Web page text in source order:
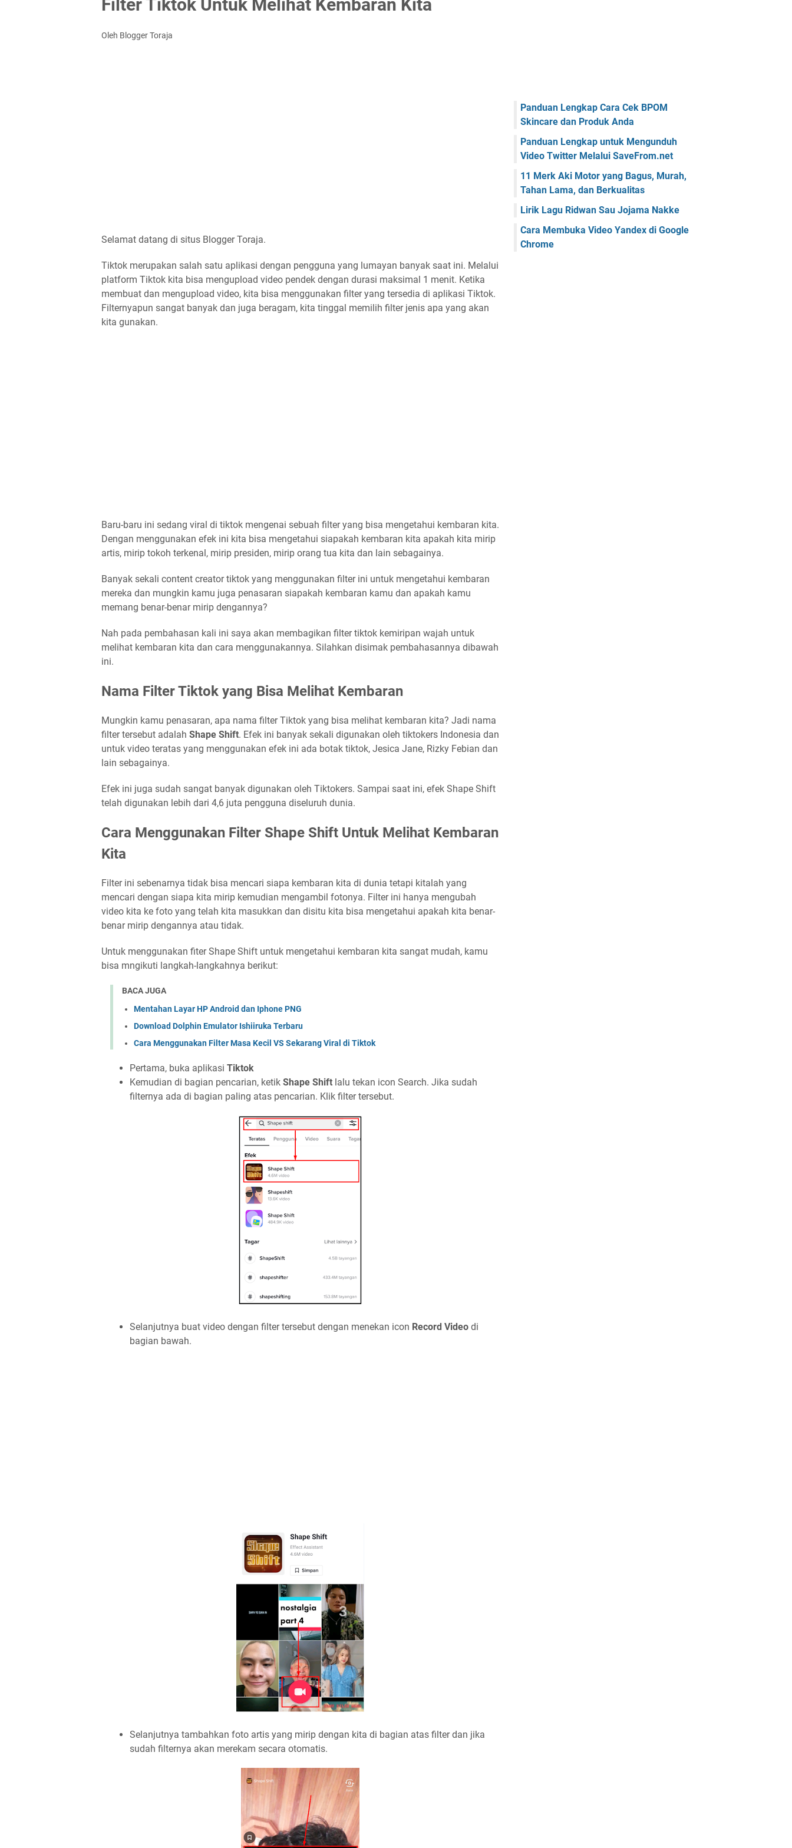
Filter Tiktok Untuk Melihat Kembaran Kita
Oleh Blogger Toraja
Selamat datang di situs Blogger Toraja.
Tiktok merupakan salah satu aplikasi dengan pengguna yang lumayan banyak saat ini. Melalui
platform Tiktok kita bisa mengupload video pendek dengan durasi maksimal 1 menit. Ketika
membuat dan mengupload video, kita bisa menggunakan filter yang tersedia di aplikasi Tiktok.
Filternyapun sangat banyak dan juga beragam, kita tinggal memilih filter jenis apa yang akan
kita gunakan.
Baru-baru ini sedang viral di tiktok mengenai sebuah filter yang bisa mengetahui kembaran kita.
Dengan menggunakan efek ini kita bisa mengetahui siapakah kembaran kita apakah kita mirip
artis, mirip tokoh terkenal, mirip presiden, mirip orang tua kita dan lain sebagainya.
Banyak sekali content creator tiktok yang menggunakan filter ini untuk mengetahui kembaran
mereka dan mungkin kamu juga penasaran siapakah kembaran kamu dan apakah kamu
memang benar-benar mirip dengannya?
Nah pada pembahasan kali ini saya akan membagikan filter tiktok kemiripan wajah untuk
melihat kembaran kita dan cara menggunakannya. Silahkan disimak pembahasannya dibawah
ini.
Nama Filter Tiktok yang Bisa Melihat Kembaran
Mungkin kamu penasaran, apa nama filter Tiktok yang bisa melihat kembaran kita? Jadi nama
filter tersebut adalah Shape Shift. Efek ini banyak sekali digunakan oleh tiktokers Indonesia dan
untuk video teratas yang menggunakan efek ini ada botak tiktok, Jesica Jane, Rizky Febian dan
lain sebagainya.
Efek ini juga sudah sangat banyak digunakan oleh Tiktokers. Sampai saat ini, efek Shape Shift
telah digunakan lebih dari 4,6 juta pengguna diseluruh dunia.
Cara Menggunakan Filter Shape Shift Untuk Melihat Kembaran
Kita
Filter ini sebenarnya tidak bisa mencari siapa kembaran kita di dunia tetapi kitalah yang
mencari dengan siapa kita mirip kemudian mengambil fotonya. Filter ini hanya mengubah
video kita ke foto yang telah kita masukkan dan disitu kita bisa mengetahui apakah kita benar-
benar mirip dengannya atau tidak.
Untuk menggunakan fiter Shape Shift untuk mengetahui kembaran kita sangat mudah, kamu
bisa mngikuti langkah-langkahnya berikut:
BACA JUGA
Mentahan Layar HP Android dan Iphone PNG
Download Dolphin Emulator Ishiiruka Terbaru
Cara Menggunakan Filter Masa Kecil VS Sekarang Viral di Tiktok
Pertama, buka aplikasi Tiktok
Kemudian di bagian pencarian, ketik Shape Shift lalu tekan icon Search. Jika sudah
filternya ada di bagian paling atas pencarian. Klik filter tersebut.
Selanjutnya buat video dengan filter tersebut dengan menekan icon Record Video di
bagian bawah.
Selanjutnya tambahkan foto artis yang mirip dengan kita di bagian atas filter dan jika
sudah filternya akan merekam secara otomatis.
Panduan Lengkap Cara Cek BPOM
Skincare dan Produk Anda
Panduan Lengkap untuk Mengunduh
Video Twitter Melalui SaveFrom.net
11 Merk Aki Motor yang Bagus, Murah,
Tahan Lama, dan Berkualitas
Lirik Lagu Ridwan Sau Jojama Nakke
Cara Membuka Video Yandex di Google
Chrome